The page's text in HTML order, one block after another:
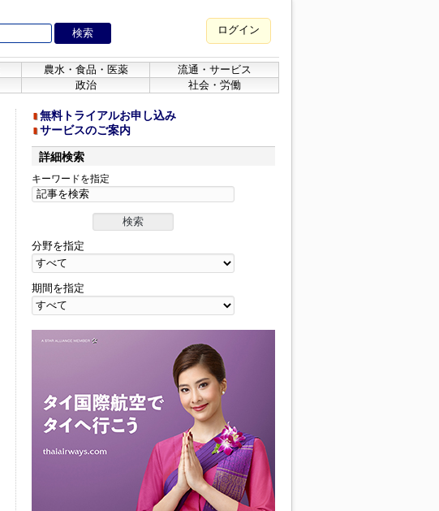
ログイン
農水・食品・医薬
流通・サービス
政治 社会・労働
無料トライアルお申し込み
サービスのご案内
詳細検索
キーワードを指定
分野を指定
期間を指定